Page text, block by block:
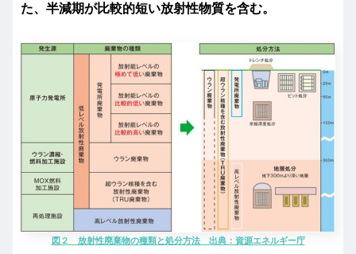
た、半減期が比較的短い放射性物質を含む。
図２ 放射性廃棄物の種類と処分方法 出典：資源エネルギー庁